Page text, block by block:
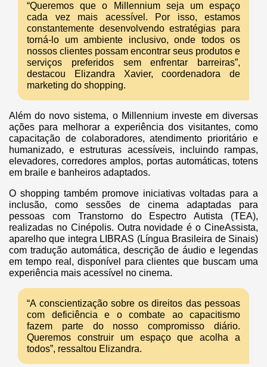
“Queremos que o Millennium seja um espaço
cada vez mais acessível. Por isso, estamos
constantemente desenvolvendo estratégias para
torná-lo um ambiente inclusivo, onde todos os
nossos clientes possam encontrar seus produtos e
serviços preferidos sem enfrentar barreiras”,
destacou Elizandra Xavier, coordenadora de
marketing do shopping.
Além do novo sistema, o Millennium investe em diversas
ações para melhorar a experiência dos visitantes, como
capacitação de colaboradores, atendimento prioritário e
humanizado, e estruturas acessíveis, incluindo rampas,
elevadores, corredores amplos, portas automáticas, totens
em braile e banheiros adaptados.
O shopping também promove iniciativas voltadas para a
inclusão, como sessões de cinema adaptadas para
pessoas com Transtorno do Espectro Autista (TEA),
realizadas no Cinépolis. Outra novidade é o CineAssista,
aparelho que integra LIBRAS (Língua Brasileira de Sinais)
com tradução automática, descrição de áudio e legendas
em tempo real, disponível para clientes que buscam uma
experiência mais acessível no cinema.
“A conscientização sobre os direitos das pessoas
com deficiência e o combate ao capacitismo
fazem parte do nosso compromisso diário.
Queremos construir um espaço que acolha a
todos”, ressaltou Elizandra.